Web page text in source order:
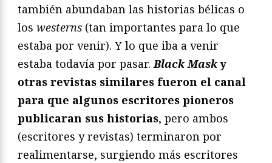
también abundaban las historias bélicas o
los westerns (tan importantes para lo que
estaba por venir). Y lo que iba a venir
estaba todavía por pasar.Black Masky
otras revistas similares fueron el canal
para que algunos escritores pioneros
publicaran sus historias, pero ambos
(escritores y revistas) terminaron por
realimentarse, surgiendo más escritores